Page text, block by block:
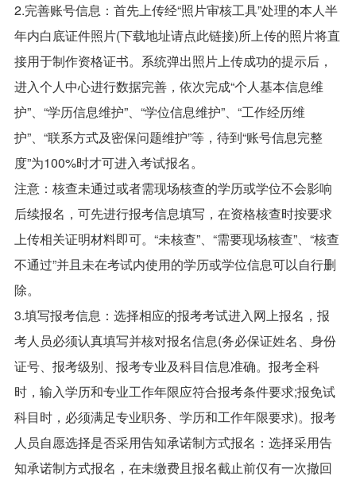
2.完善账号信息：首先上传经“照片审核工具”处理的本人半
年内白底证件照片(下载地址请点此链接)所上传的照片将直
接用于制作资格证书。系统弹出照片上传成功的提示后，
进入个人中心进行数据完善，依次完成“个人基本信息维
护”、“学历信息维护”、“学位信息维护”、“工作经历维
护”、“联系方式及密保问题维护”等，待到“账号信息完整
度”为100%时才可进入考试报名。
注意：核查未通过或者需现场核查的学历或学位不会影响
后续报名，可先进行报考信息填写，在资格核查时按要求
上传相关证明材料即可。“未核查”、“需要现场核查”、“核查
不通过”并且未在考试内使用的学历或学位信息可以自行删
除。
3.填写报考信息：选择相应的报考考试进入网上报名，报
考人员必须认真填写并核对报名信息(务必保证姓名、身份
证号、报考级别、报考专业及科目信息准确。报考全科
时，输入学历和专业工作年限应符合报考条件要求;报免试
科目时，必须满足专业职务、学历和工作年限要求)。报考
人员自愿选择是否采用告知承诺制方式报名：选择采用告
知承诺制方式报名，在未缴费且报名截止前仅有一次撤回